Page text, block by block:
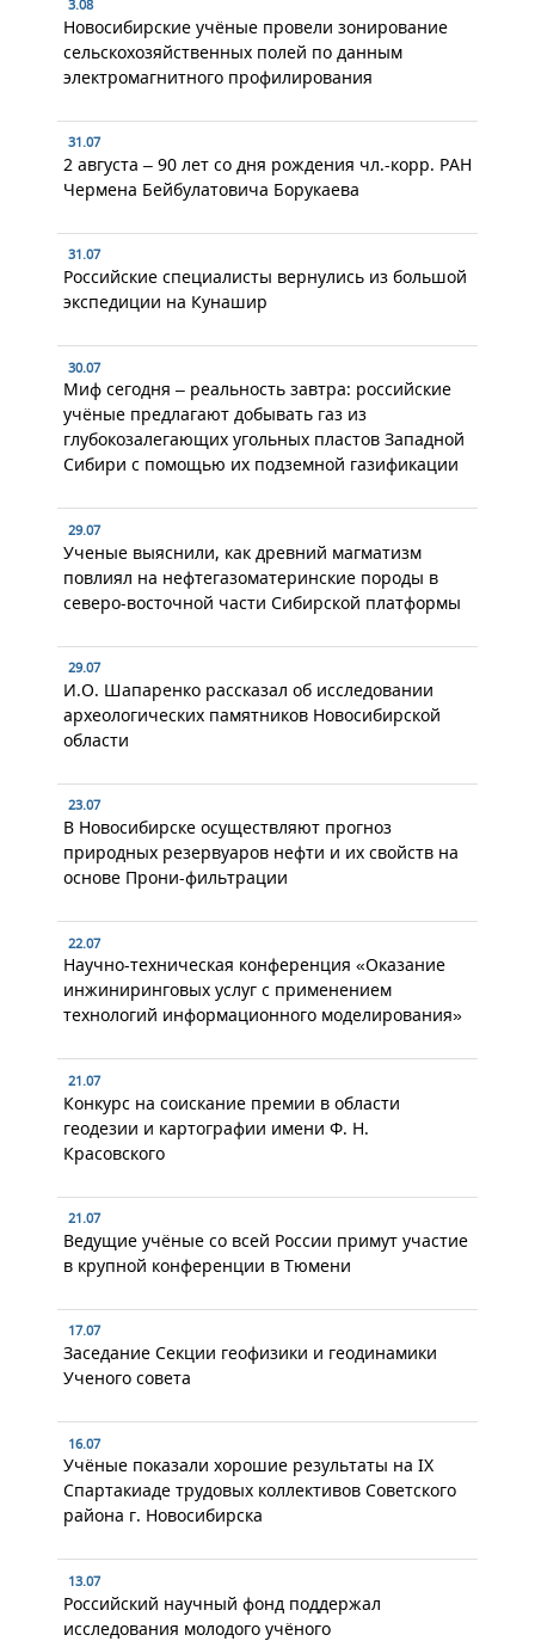
3.08
Новосибирские учёные провели зонирование
сельскохозяйственных полей по данным
электромагнитного профилирования
31.07
2 августа – 90 лет со дня рождения чл.-корр. РАН
Чермена Бейбулатовича Борукаева
31.07
Российские специалисты вернулись из большой
экспедиции на Кунашир
30.07
Миф сегодня – реальность завтра: российские
учёные предлагают добывать газ из
глубокозалегающих угольных пластов Западной
Сибири с помощью их подземной газификации
29.07
Ученые выяснили, как древний магматизм
повлиял на нефтегазоматеринские породы в
северо-восточной части Сибирской платформы
29.07
И.О. Шапаренко рассказал об исследовании
археологических памятников Новосибирской
области
23.07
В Новосибирске осуществляют прогноз
природных резервуаров нефти и их свойств на
основе Прони-фильтрации
22.07
Научно-техническая конференция «Оказание
инжиниринговых услуг с применением
технологий информационного моделирования»
21.07
Конкурс на соискание премии в области
геодезии и картографии имени Ф. Н.
Красовского
21.07
Ведущие учёные со всей России примут участие
в крупной конференции в Тюмени
17.07
Заседание Секции геофизики и геодинамики
Ученого совета
16.07
Учёные показали хорошие результаты на IX
Спартакиаде трудовых коллективов Советского
района г. Новосибирска
13.07
Российский научный фонд поддержал
исследования молодого учёного